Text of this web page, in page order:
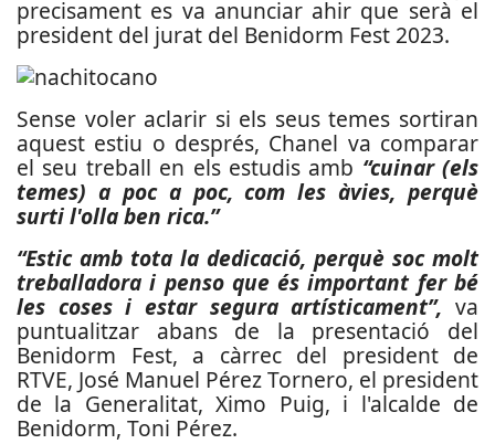
precisament es va anunciar ahir que serà el
president del jurat del Benidorm Fest 2023.
Sense voler aclarir si els seus temes sortiran
aquest estiu o després, Chanel va comparar
el seu treball en els estudis amb “cuinar (els
temes) a poc a poc, com les àvies, perquè
surti l'olla ben rica.”
“Estic amb tota la dedicació, perquè soc molt
treballadora i penso que és important fer bé
les coses i estar segura artísticament”, va
puntualitzar abans de la presentació del
Benidorm Fest, a càrrec del president de
RTVE, José Manuel Pérez Tornero, el president
de la Generalitat, Ximo Puig, i l'alcalde de
Benidorm, Toni Pérez.